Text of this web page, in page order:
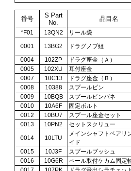
番号
S Part
No.
品目名
*F01 13QN2 リール袋
0001
13BG2 ドラグノブ組
0004
102ZP ドラグ座金（Ａ）
0005
102XU 耳付座金
0007
10C13 ドラグ座金（Ｂ）
0008
10388 スプールピン
0009
10BQB スプールピンバネ
0010
10A6F 固定ボルト
0012
10BU7 スプール座金セット
0013
10PN2 セットスクリュー
0014
10LTU
メインシャフトベアリ
イド
0015
10J3F スプールブッシュ
0016
10G6R ベール取付ケカム固定